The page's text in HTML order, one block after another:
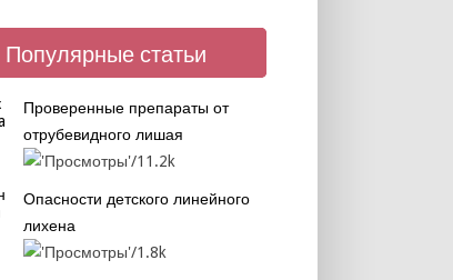
Популярные статьи
Проверенные препараты от
отрубевидного лишая
11.2k
Опасности детского линейного
лихена
1.8k